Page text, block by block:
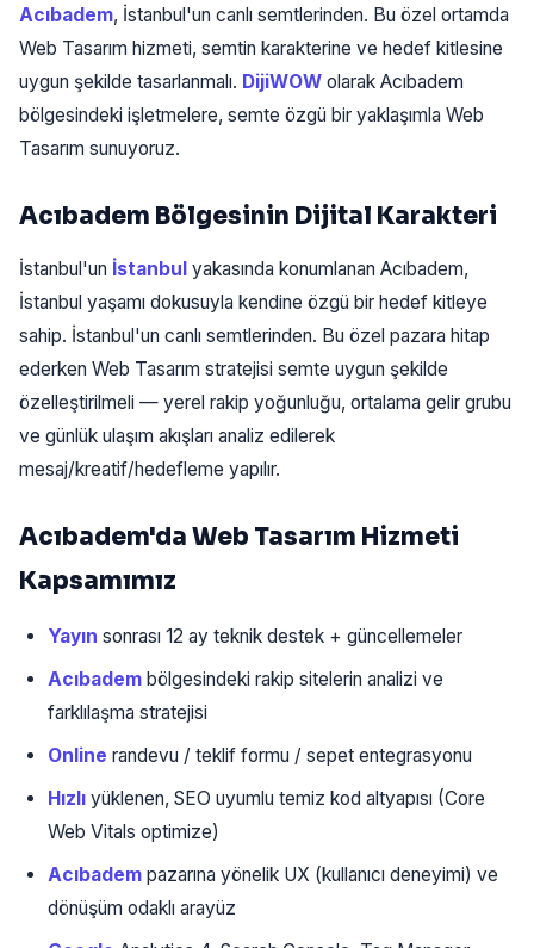
Acıbadem, İstanbul'un canlı semtlerinden. Bu özel ortamda
Web Tasarım hizmeti, semtin karakterine ve hedef kitlesine
uygun şekilde tasarlanmalı. DijiWOW olarak Acıbadem
bölgesindeki işletmelere, semte özgü bir yaklaşımla Web
Tasarım sunuyoruz.
Acıbadem Bölgesinin Dijital Karakteri
İstanbul'un İstanbul yakasında konumlanan Acıbadem,
İstanbul yaşamı dokusuyla kendine özgü bir hedef kitleye
sahip. İstanbul'un canlı semtlerinden. Bu özel pazara hitap
ederken Web Tasarım stratejisi semte uygun şekilde
özelleştirilmeli — yerel rakip yoğunluğu, ortalama gelir grubu
ve günlük ulaşım akışları analiz edilerek
mesaj/kreatif/hedefleme yapılır.
Acıbadem'da Web Tasarım Hizmeti
Kapsamımız
Yayın sonrası 12 ay teknik destek + güncellemeler
Acıbadem bölgesindeki rakip sitelerin analizi ve
farklılaşma stratejisi
Online randevu / teklif formu / sepet entegrasyonu
Hızlı yüklenen, SEO uyumlu temiz kod altyapısı (Core
Web Vitals optimize)
Acıbadem pazarına yönelik UX (kullanıcı deneyimi) ve
dönüşüm odaklı arayüz